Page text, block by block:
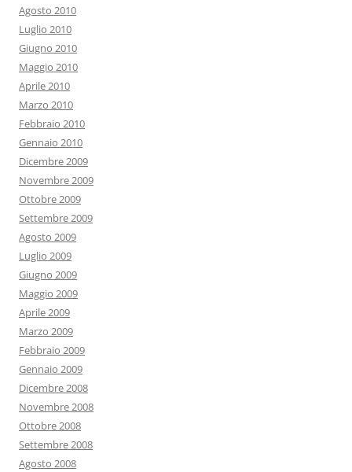
Agosto 2010
Luglio 2010
Giugno 2010
Maggio 2010
Aprile 2010
Marzo 2010
Febbraio 2010
Gennaio 2010
Dicembre 2009
Novembre 2009
Ottobre 2009
Settembre 2009
Agosto 2009
Luglio 2009
Giugno 2009
Maggio 2009
Aprile 2009
Marzo 2009
Febbraio 2009
Gennaio 2009
Dicembre 2008
Novembre 2008
Ottobre 2008
Settembre 2008
Agosto 2008